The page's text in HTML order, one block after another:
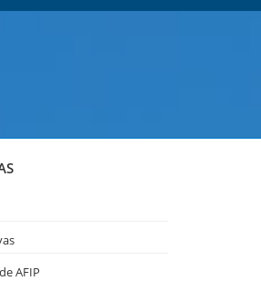
AFIP